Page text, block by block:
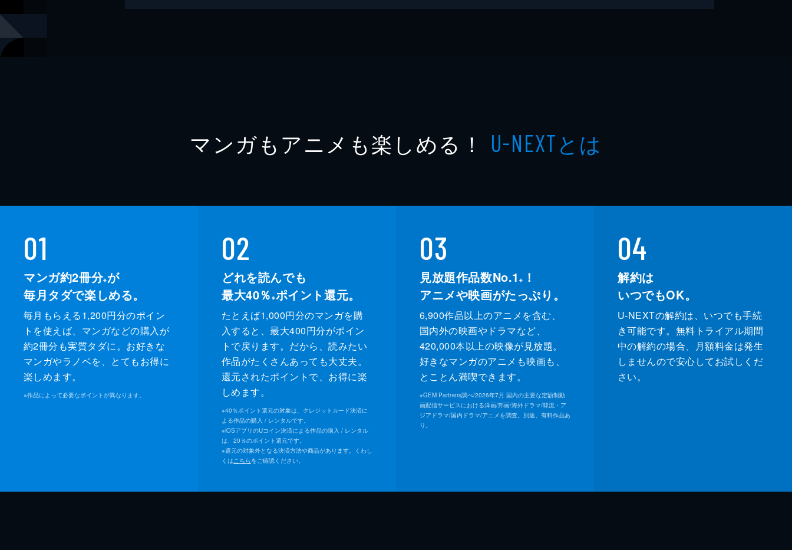
レーベル
講談社文庫
マンガもアニメも楽しめる！ U-NEXTとは
01
マンガ約2冊分※が
毎月タダで楽しめる。
毎月もらえる1,200円分のポイン
トを使えば、マンガなどの購入が
約2冊分も実質タダに。お好きな
マンガやラノベを、とてもお得に
楽しめます。
※作品によって必要なポイントが異なります。
02
どれを読んでも
最大40％ ※ポイント還元。
たとえば1,000円分のマンガを購
入すると、最大400円分がポイン
トで戻ります。だから、読みたい
作品がたくさんあっても大丈夫。
還元されたポイントで、お得に楽
しめます。
※40％ポイント還元の対象は、クレジットカード決済に
よる作品の購入 / レンタルです。
※iOSアプリのUコイン決済による作品の購入 / レンタル
は、20％のポイント還元です。
※還元の対象外となる決済方法や商品があります。くわし
くはこちらをご確認ください。
03
見放題作品数No.1 ※
！
アニメや映画がたっぷり。
6,900作品以上のアニメを含む、
国内外の映画やドラマなど、
420,000本以上の映像が見放題。
好きなマンガのアニメも映画も、
とことん満喫できます。
※GEM Partners調べ/2026年7⽉ 国内の主要な定額制動
画配信サービスにおける洋画/邦画/海外ドラマ/韓流・ア
ジアドラマ/国内ドラマ/アニメを調査。別途、有料作品あ
り。
04
解約は
いつでもOK。
U-NEXTの解約は、いつでも手続
き可能です。無料トライアル期間
中の解約の場合、月額料金は発生
しませんので安心してお試しくだ
さい。